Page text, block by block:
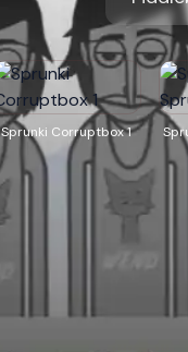
Sprunki Corruptbox 1